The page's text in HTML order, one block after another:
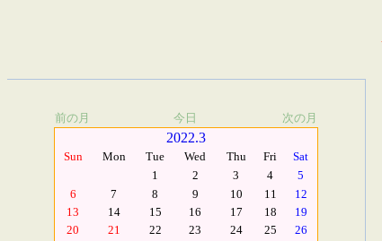
前の月 今日 次の月
2022.3
Sun Mon Tue Wed Thu Fri
Sat
1
2 3 4
5
6
7 8 9 10 11
12
13
14 15 16 17 18
19
20
21 22 23 24 25
26